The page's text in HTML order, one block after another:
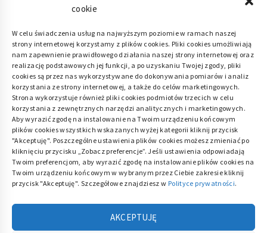
cookie
W celu świadczenia usług na najwyższym poziomie w ramach naszej
strony internetowej korzystamy z plików cookies. Pliki cookies umożliwiają
nam zapewnienie prawidłowego działania naszej strony internetowej oraz
realizację podstawowych jej funkcji, a po uzyskaniu Twojej zgody, pliki
cookies są przez nas wykorzystywane do dokonywania pomiarów i analiz
korzystania ze strony internetowej, a także do celów marketingowych.
Strona wykorzystuje również pliki cookies podmiotów trzecich w celu
korzystania z zewnętrznych narzędzi analitycznych i marketingowych.
Aby wyrazić zgodę na instalowanie na Twoim urządzeniu końcowym
plików cookies wszystkich wskazanych wyżej kategorii kliknij przycisk
"Akceptuję". Poszczególne ustawienia plików cookies możesz zmieniać po
kliknięciu przycisku „Zobacz preferencje”. Jeśli ustawienia odpowiadają
Twoim preferencjom, aby wyrazić zgodę na instalowanie plików cookies na
Twoim urządzeniu końcowym w wybranym przez Ciebie zakresie kliknij
przycisk "Akceptuję". Szczegółowe znajdziesz w Polityce prywatności.
AKCEPTUJĘ
Polityka plików cookies (EU)|Polityka
prywatności
ACE DOM